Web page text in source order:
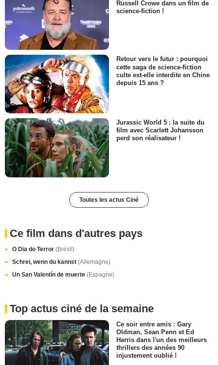
Russell Crowe dans un film de
science-fiction !
Retour vers le futur : pourquoi
cette saga de science-fiction
culte est-elle interdite en Chine
depuis 15 ans ?
Jurassic World 5 : la suite du
film avec Scarlett Johansson
perd son réalisateur !
Toutes les actus Ciné
Ce film dans d'autres pays
O Dia do Terror (Brésil)
Schrei, wenn du kannst (Allemagne)
Un San Valentín de muerte (Espagne)
Top actus ciné de la semaine
Ce soir entre amis : Gary
Oldman, Sean Penn et Ed
Harris dans l'un des meilleurs
thrillers des années 90
injustement oublié !